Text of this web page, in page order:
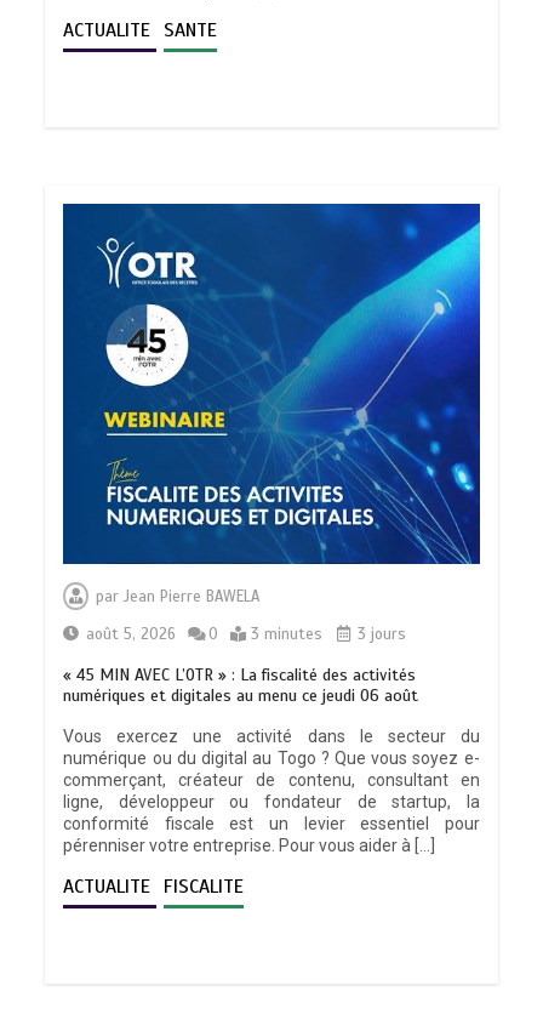
ACTUALITE SANTE
parJean Pierre BAWELA
août 5, 2026
0 3 minutes 3 jours
« 45 MIN AVEC L’OTR » : La fiscalité des activités
numériques et digitales au menu ce jeudi 06 août
Vous exercez une activité dans le secteur du
numérique ou du digital au Togo ? Que vous soyez e-
commerçant, créateur de contenu, consultant en
ligne, développeur ou fondateur de startup, la
conformité fiscale est un levier essentiel pour
pérenniser votre entreprise. Pour vous aider à […]
ACTUALITE FISCALITE
TRANSFORMATION SOCIALE :
Feuille de route
5 minutes
TOGO : Sauver la mère devient un
indicateur de civilisation
4 minutes